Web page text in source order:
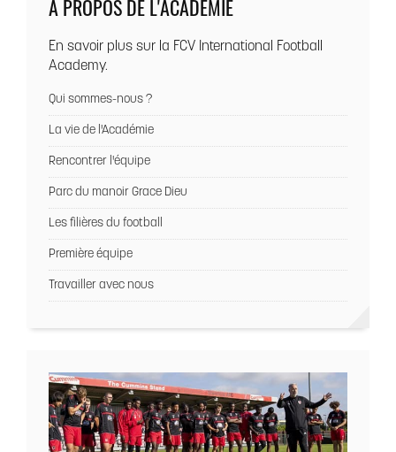
À PROPOS DE L'ACADÉMIE
En savoir plus sur la FCV International Football
Academy.
Qui sommes-nous ?
La vie de l'Académie
Rencontrer l'équipe
Parc du manoir Grace Dieu
Les filières du football
Première équipe
Travailler avec nous